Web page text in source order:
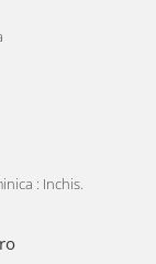
: Inchis.